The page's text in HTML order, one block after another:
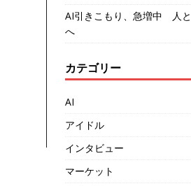
AI引きこもり、急増中 人
へ
カテゴリー
AI
アイドル
インタビュー
マーケット